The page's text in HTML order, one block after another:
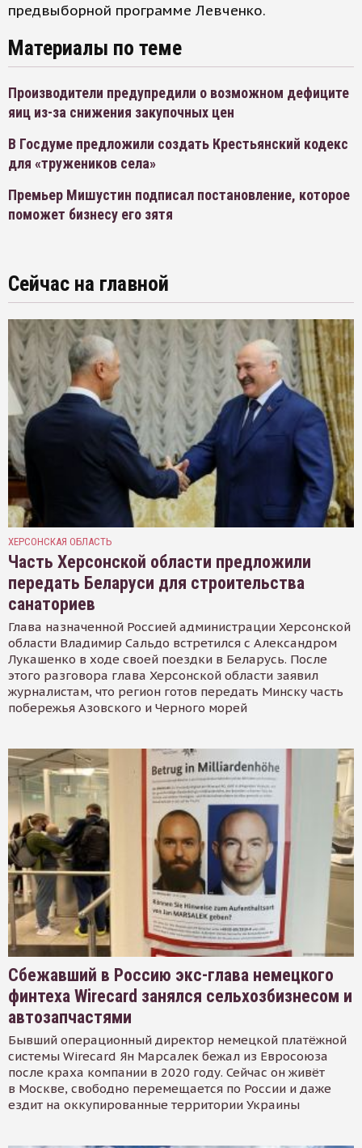
предвыборной программе Левченко.
Материалы по теме
Производители предупредили о возможном дефиците
яиц из-за снижения закупочных цен
В Госдуме предложили создать Крестьянский кодекс
для «тружеников села»
Премьер Мишустин подписал постановление, которое
поможет бизнесу его зятя
Сейчас на главной
ХЕРСОНСКАЯ ОБЛАСТЬ
Часть Херсонской области предложили
передать Беларуси для строительства
санаториев
Глава назначенной Россией администрации Херсонской
области Владимир Сальдо встретился с Александром
Лукашенко в ходе своей поездки в Беларусь. После
этого разговора глава Херсонской области заявил
журналистам, что регион готов передать Минску часть
побережья Азовского и Черного морей
Сбежавший в Россию экс-глава немецкого
финтеха Wirecard занялся сельхозбизнесом и
автозапчастями
Бывший операционный директор немецкой платёжной
системы Wirecard Ян Марсалек бежал из Евросоюза
после краха компании в 2020 году. Сейчас он живёт
в Москве, свободно перемещается по России и даже
ездит на оккупированные территории Украины